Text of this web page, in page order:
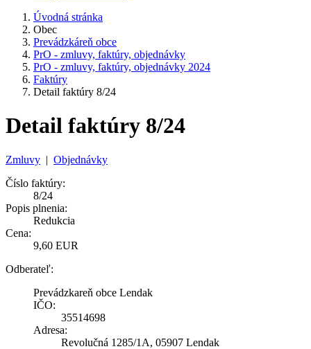
Úvodná stránka
Obec
Prevádzkáreň obce
PrO - zmluvy, faktúry, objednávky
PrO - zmluvy, faktúry, objednávky 2024
Faktúry
Detail faktúry 8/24
Detail faktúry 8/24
Zmluvy | Objednávky
Číslo faktúry:
8/24
Popis plnenia:
Redukcia
Cena:
9,60 EUR
Odberateľ:
Prevádzkareň obce Lendak
IČO:
35514698
Adresa:
Revolučná 1285/1A, 05907 Lendak